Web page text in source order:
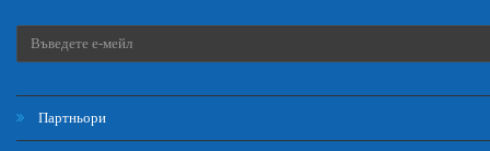
Партньори